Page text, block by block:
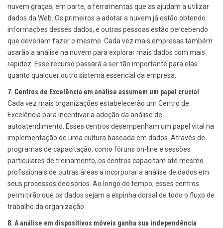
nuvem graças, em parte, a ferramentas que as ajudam a utilizar
dados da Web. Os primeiros a adotar a nuvem já estão obtendo
informações desses dados, e outras pessoas estão percebendo
que deveriam fazer o mesmo. Cada vez mais empresas também
usarão a análise na nuvem para explorar mais dados com mais
rapidez. Esse recurso passará a ser tão importante para elas
quanto qualquer outro sistema essencial da empresa.
7. Centros de Excelência em análise assumem um papel crucial
Cada vez mais organizações estabelecerão um Centro de
Excelência para incentivar a adoção da análise de
autoatendimento. Esses centros desempenham um papel vital na
implementação de uma cultura baseada em dados. Através de
programas de capacitação, como fóruns on-line e sessões
particulares de treinamento, os centros capacitam até mesmo
profissionais de outras áreas a incorporar a análise de dados em
seus processos decisórios. Ao longo do tempo, esses centros
permitirão que os dados sejam a espinha dorsal de todo o fluxo de
trabalho da organização.
8. A análise em dispositivos móveis ganha sua independência